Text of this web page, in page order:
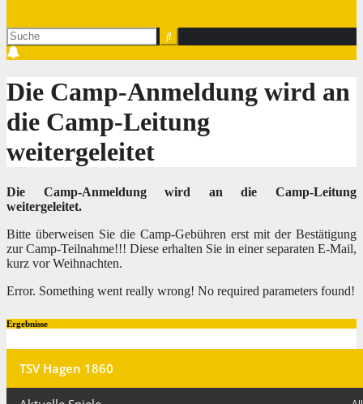
Die Camp-Anmeldung wird an
die Camp-Leitung
weitergeleitet
Die Camp-Anmeldung wird an die Camp-Leitung
weitergeleitet.
Bitte überweisen Sie die Camp-Gebühren erst mit der Bestätigung
zur Camp-Teilnahme!!! Diese erhalten Sie in einer separaten E-Mail,
kurz vor Weihnachten.
Error. Something went really wrong! No required parameters found!
Ergebnisse